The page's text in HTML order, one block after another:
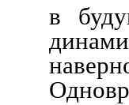
в